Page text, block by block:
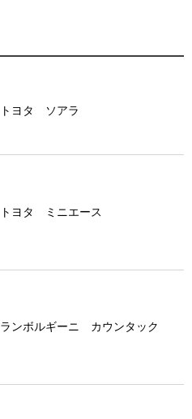
トヨタ ソアラ
トヨタ ミニエース
ランボルギーニ カウンタック